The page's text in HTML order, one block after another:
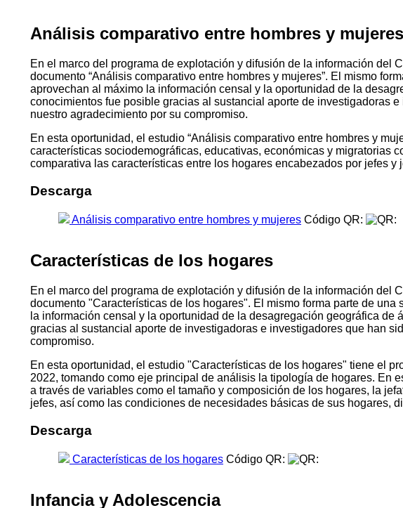
Análisis comparativo entre hombres y mujeres
En el marco del programa de explotación y difusión de la información del
documento “Análisis comparativo entre hombres y mujeres”. El mismo
aprovechan al máximo la información censal y la oportunidad de la
conocimientos fue posible gracias al sustancial aporte de investigadoras
nuestro agradecimiento por su compromiso.
En esta oportunidad, el estudio “Análisis comparativo entre hombres y
características sociodemográficas, educativas, económicas y migratorias
comparativa las características entre los hogares encabezados por jefes
Descarga
Análisis comparativo entre hombres y mujeres Código QR:
Características de los hogares
En el marco del programa de explotación y difusión de la información del
documento "Características de los hogares". El mismo forma parte de
la información censal y la oportunidad de la desagregación geográfica
gracias al sustancial aporte de investigadoras e investigadores que han
compromiso.
En esta oportunidad, el estudio "Características de los hogares" tiene el
2022, tomando como eje principal de análisis la tipología de hogares. En
a través de variables como el tamaño y composición de los hogares, la
jefes, así como las condiciones de necesidades básicas de sus hogares,
Descarga
Características de los hogares Código QR:
Infancia y Adolescencia